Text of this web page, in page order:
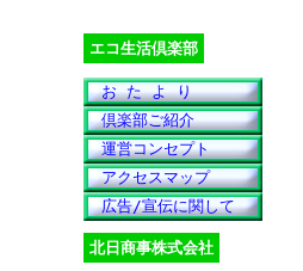
エコ生活倶楽部
お た よ り
倶楽部ご紹介
運営コンセプト
アクセスマップ
広告/宣伝に関して
北日商事株式会社